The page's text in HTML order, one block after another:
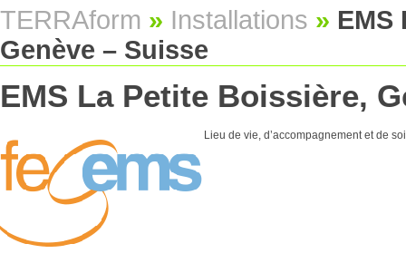
TERRAform » Installations » EMS
Genève – Suisse
EMS La Petite Boissière,
Lieu de vie, d’accompagnement et de